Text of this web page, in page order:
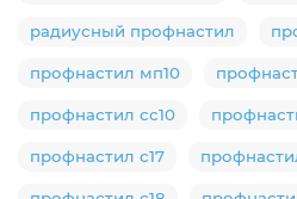
радиусный профнастил
профнастил мп10
профнастил сс10
профнастил с17